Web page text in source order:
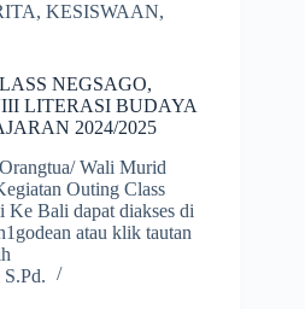
, KESISWAAN,
NEGSAGO,
LITERASI BUDAYA
2024/2025
Wali Murid
Outing Class
Ke Bali dapat diakses di
atau klik tautan